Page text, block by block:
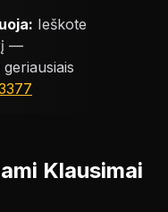
Ieškote
—
Klausimai